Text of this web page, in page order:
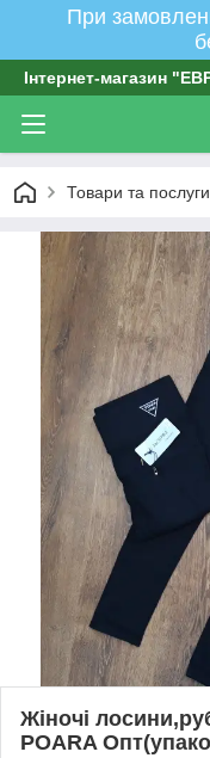
При
Інтернет-магазин
Товари та послуги
Жіночі
POARA